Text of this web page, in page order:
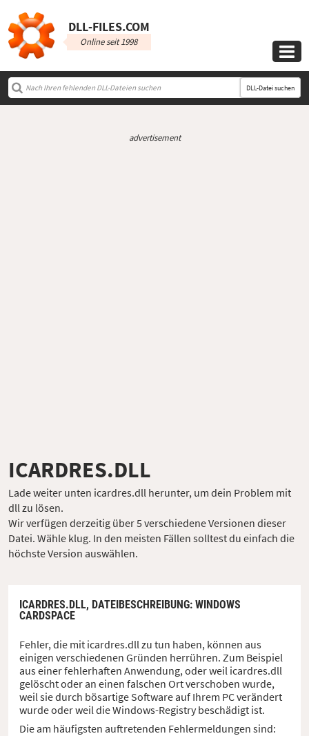
DLL‑FILES.COM
Online seit 1998

DLL-Datei suchen
advertisement
ICARDRES.DLL
Lade weiter unten icardres.dll herunter, um dein Problem mit
dll zu lösen.
Wir verfügen derzeitig über 5 verschiedene Versionen dieser
Datei. Wähle klug. In den meisten Fällen solltest du einfach die
höchste Version auswählen.
ICARDRES.DLL, DATEIBESCHREIBUNG: WINDOWS
CARDSPACE
Fehler, die mit icardres.dll zu tun haben, können aus
einigen verschiedenen Gründen herrühren. Zum Beispiel
aus einer fehlerhaften Anwendung, oder weil icardres.dll
gelöscht oder an einen falschen Ort verschoben wurde,
weil sie durch bösartige Software auf Ihrem PC verändert
wurde oder weil die Windows-Registry beschädigt ist.
Die am häufigsten auftretenden Fehlermeldungen sind: